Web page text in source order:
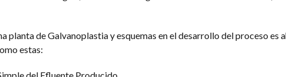
planta de Galvanoplastia y esquemas en el desarrollo del proceso es
estas: